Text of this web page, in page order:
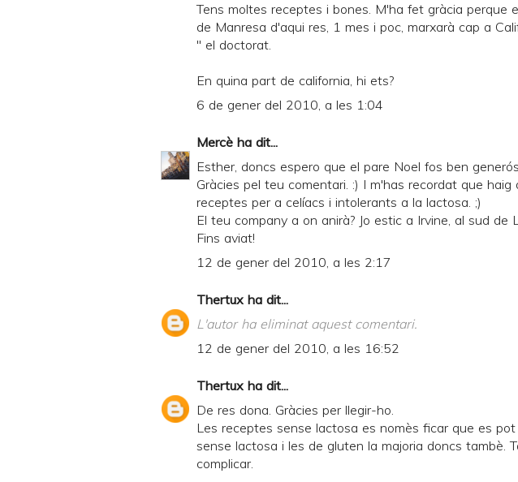
Tens moltes receptes i bones. M'ha fet gràcia perque
de Manresa d'aqui res, 1 mes i poc, marxarà cap a
" el doctorat.
En quina part de california, hi ets?
6 de gener del 2010, a les 1:04
Mercè ha dit...
Esther, doncs espero que el pare Noel fos ben
Gràcies pel teu comentari. :) I m'has recordat que haig
receptes per a celíacs i intolerants a la lactosa. ;)
El teu company a on anirà? Jo estic a Irvine, al sud de
Fins aviat!
12 de gener del 2010, a les 2:17
Thertux ha dit...
L'autor ha eliminat aquest comentari.
12 de gener del 2010, a les 16:52
Thertux ha dit...
De res dona. Gràcies per llegir-ho.
Les receptes sense lactosa es nomès ficar que es
sense lactosa i les de gluten la majoria doncs tambè.
complicar.